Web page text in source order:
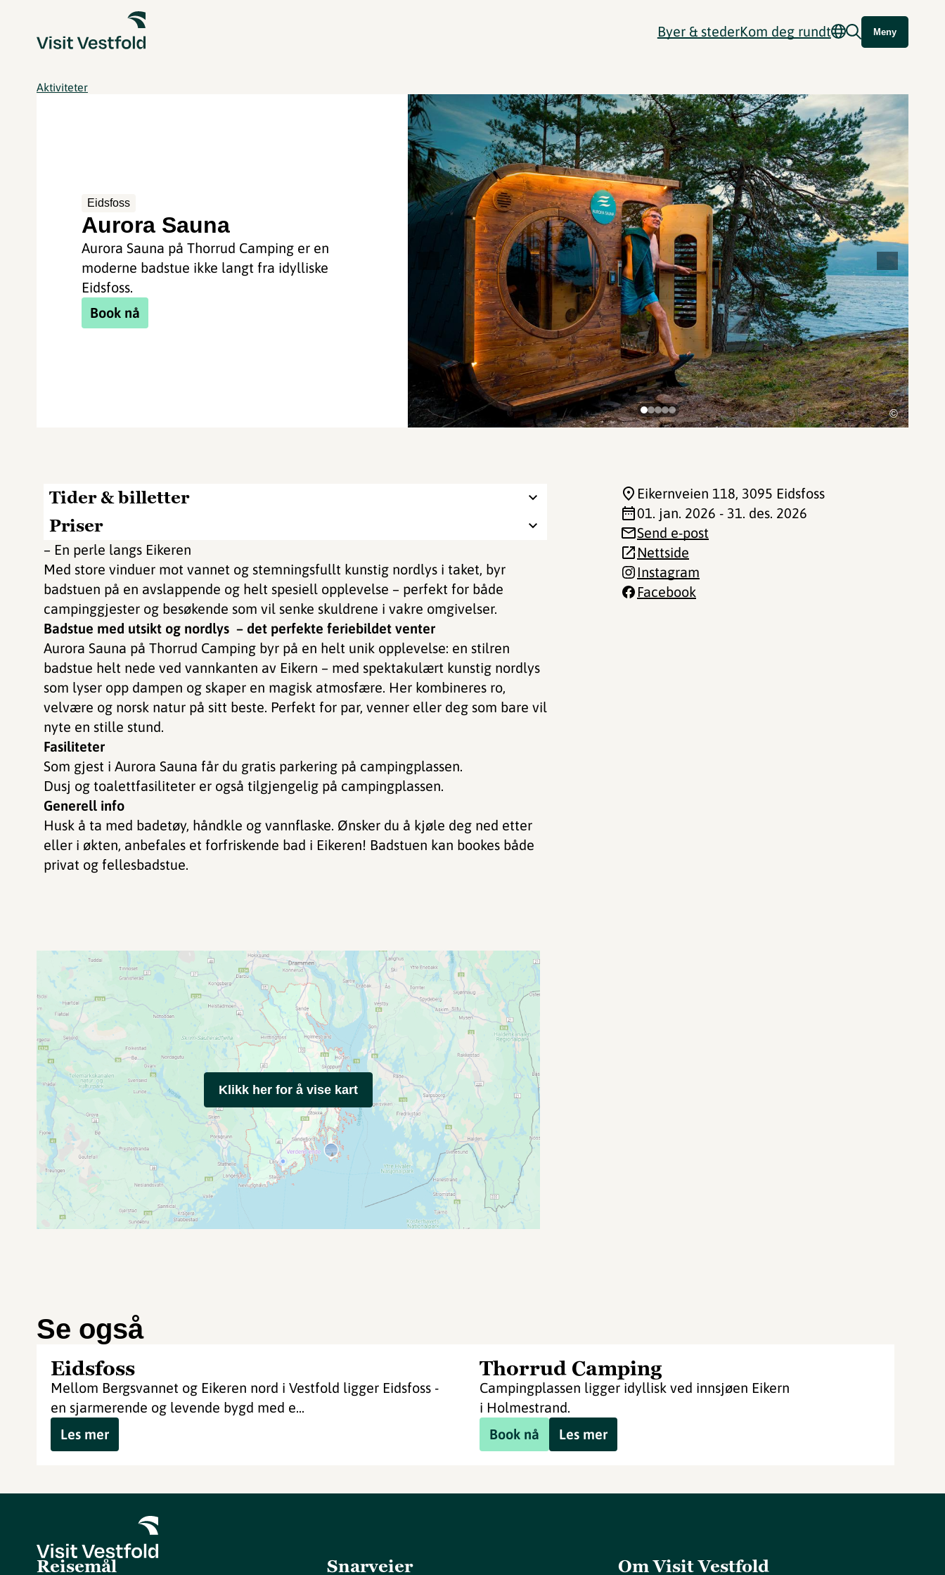
Byer & stederKom deg rundt Meny
Aktiviteter
Eidsfoss
Aurora Sauna
Aurora Sauna på Thorrud Camping er en
moderne badstue ikke langt fra idylliske
Eidsfoss.
Book nå
©
Tider & billetter
Priser
– En perle langs Eikeren
Med store vinduer mot vannet og stemningsfullt kunstig nordlys i taket, byr
badstuen på en avslappende og helt spesiell opplevelse – perfekt for både
campinggjester og besøkende som vil senke skuldrene i vakre omgivelser.
Badstue med utsikt og nordlys – det perfekte feriebildet venter
Aurora Sauna på Thorrud Camping byr på en helt unik opplevelse: en stilren
badstue helt nede ved vannkanten av Eikern – med spektakulært kunstig nordlys
som lyser opp dampen og skaper en magisk atmosfære. Her kombineres ro,
velvære og norsk natur på sitt beste. Perfekt for par, venner eller deg som bare vil
nyte en stille stund.
Fasiliteter
Som gjest i Aurora Sauna får du gratis parkering på campingplassen.
Dusj og toalettfasiliteter er også tilgjengelig på campingplassen.
Generell info
Husk å ta med badetøy, håndkle og vannflaske. Ønsker du å kjøle deg ned etter
eller i økten, anbefales et forfriskende bad i Eikeren! Badstuen kan bookes både
privat og fellesbadstue.
Eikernveien 118, 3095 Eidsfoss
01. jan. 2026 - 31. des. 2026
Send e-post
Nettside
Instagram
Facebook
Klikk her for å vise kart
Se også
Eidsfoss
Mellom Bergsvannet og Eikeren nord i Vestfold ligger Eidsfoss -
en sjarmerende og levende bygd med e...
Les mer
Thorrud Camping
Campingplassen ligger idyllisk ved innsjøen Eikern
i Holmestrand.
Book nå
Les mer
Reisemål Snarveier Om Visit Vestfold